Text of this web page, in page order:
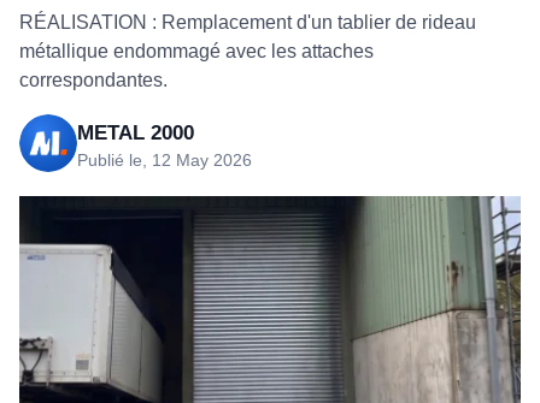
RÉALISATION : Remplacement d'un tablier de rideau
métallique endommagé avec les attaches
correspondantes.
METAL 2000
Publié le, 12 May 2026